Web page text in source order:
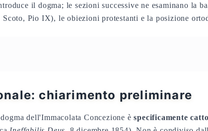
il dogma; le sezioni successive ne esaminano la
Pio IX), le obiezioni protestanti e la posizione
chiarimento preliminare
dell'Immacolata Concezione èspecificamente